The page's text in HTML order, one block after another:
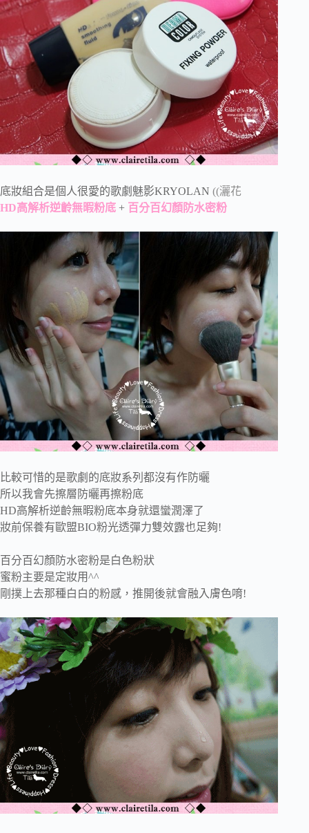
底妝組合是個人很愛的歌劇魅影KRYOLAN ((灑花
HD高解析逆齡無暇粉底 + 百分百幻顏防水密粉
比較可惜的是歌劇的底妝系列都沒有作防曬
所以我會先擦層防曬再擦粉底
HD高解析逆齡無暇粉底本身就還蠻潤澤了
妝前保養有歐盟BIO粉光透彈力雙效露也足夠!
百分百幻顏防水密粉是白色粉狀
蜜粉主要是定妝用^^
剛撲上去那種白白的粉感，推開後就會融入膚色唷!